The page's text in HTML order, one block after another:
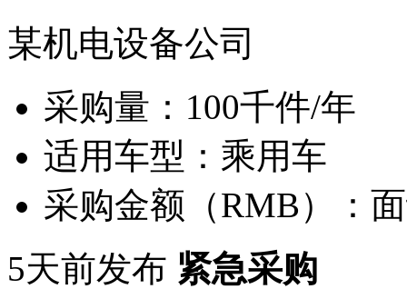
某机电设备公司
采购量： 100千件/年
适用车型： 乘用车
采购金额（RMB）：
5天前发布 紧急采购